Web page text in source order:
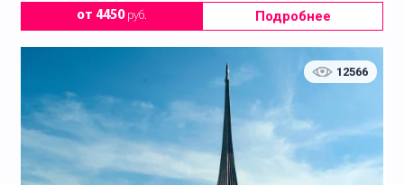
На природу На спортивные объекты
от 4450руб. Подробнее
12566